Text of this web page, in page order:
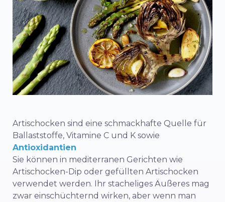
Artischocken sind eine schmackhafte Quelle für
Ballaststoffe, Vitamine C und K sowie
Antioxidantien
Sie können in mediterranen Gerichten wie
Artischocken-Dip oder gefüllten Artischocken
verwendet werden. Ihr stacheliges Äußeres mag
zwar einschüchternd wirken, aber wenn man